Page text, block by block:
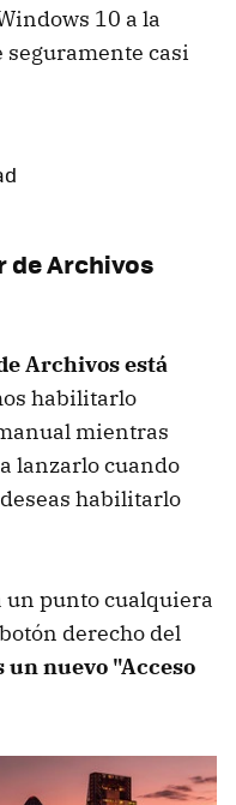
10 a la
seguramente casi
de Archivos
Archivos está
habilitarlo
mientras
lanzarlo cuando
habilitarlo
punto cualquiera
derecho del
un nuevo "Acceso